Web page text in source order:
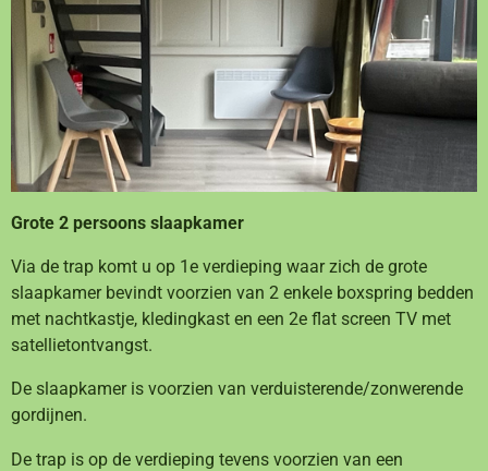
Grote 2 persoons slaapkamer
Via de trap komt u op 1e verdieping waar zich de grote
slaapkamer bevindt voorzien van 2 enkele boxspring bedden
met nachtkastje, kledingkast en een 2e flat screen TV met
satellietontvangst.
De slaapkamer is voorzien van verduisterende/zonwerende
gordijnen.
De trap is op de verdieping tevens voorzien van een